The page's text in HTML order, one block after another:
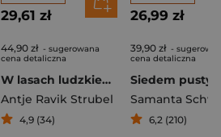
29,61 zł
44,90 zł - sugerowana
cena detaliczna
W lasach ludzkiego serca
Antje Ravik Strubel
4,9 (34)
26,99 zł
39,90 zł -
cena detaliczna
6,2 (210)